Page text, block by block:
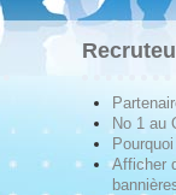
No 1 au
Afficher